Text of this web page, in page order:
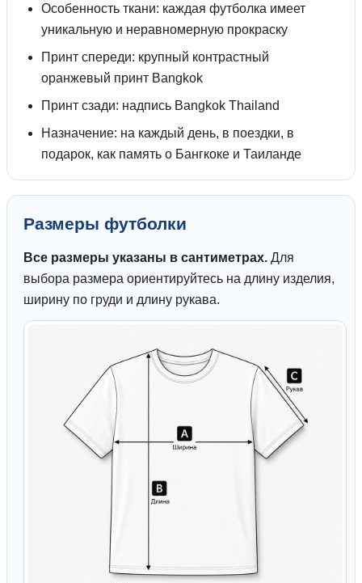
Особенность ткани: каждая футболка имеет
уникальную и неравномерную прокраску
Принт спереди: крупный контрастный
оранжевый принт Bangkok
Принт сзади: надпись Bangkok Thailand
Назначение: на каждый день, в поездки, в
подарок, как память о Бангкоке и Таиланде
Размеры футболки
Все размеры указаны в сантиметрах. Для
выбора размера ориентируйтесь на длину изделия,
ширину по груди и длину рукава.